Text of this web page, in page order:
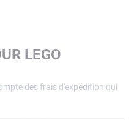
LEGO
des frais d'expédition qui